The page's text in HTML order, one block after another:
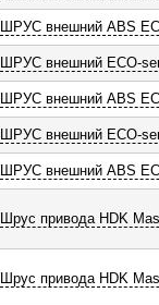
ШРУС внешний ABS
ШРУС внешний ECO-
ШРУС внешний ABS
ШРУС внешний ECO-
ШРУС внешний ABS
Шрус привода HDK
Шрус привода HDK